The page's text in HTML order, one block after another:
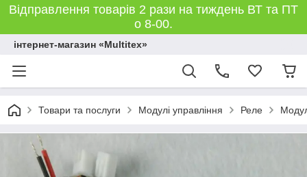
Відправлення товарів 2 рази на тиждень ВТ та ПТ
о 8-00.
інтернет-магазин «Multitex»
Товари та послуги Модулі управління Реле